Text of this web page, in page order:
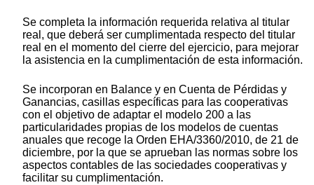
Se completa la información requerida relativa al titular
real, que deberá ser cumplimentada respecto del titular
real en el momento del cierre del ejercicio, para mejorar
la asistencia en la cumplimentación de esta información.
Se incorporan en Balance y en Cuenta de Pérdidas y
Ganancias, casillas específicas para las cooperativas
con el objetivo de adaptar el modelo 200 a las
particularidades propias de los modelos de cuentas
anuales que recoge la Orden EHA/3360/2010, de 21 de
diciembre, por la que se aprueban las normas sobre los
aspectos contables de las sociedades cooperativas y
facilitar su cumplimentación.